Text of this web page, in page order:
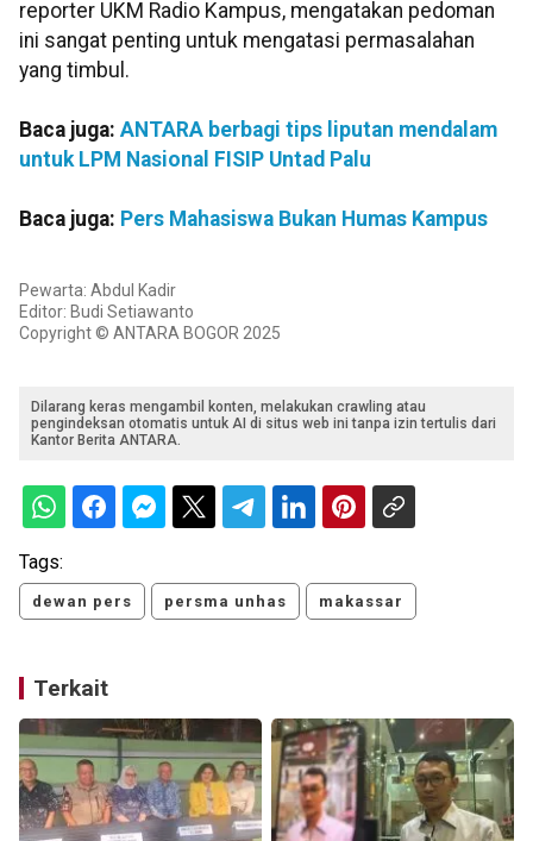
reporter UKM Radio Kampus, mengatakan pedoman
ini sangat penting untuk mengatasi permasalahan
yang timbul.
Baca juga: ANTARA berbagi tips liputan mendalam
untuk LPM Nasional FISIP Untad Palu
Baca juga: Pers Mahasiswa Bukan Humas Kampus
Pewarta: Abdul Kadir
Editor: Budi Setiawanto
Copyright © ANTARA BOGOR 2025
Dilarang keras mengambil konten, melakukan crawling atau
pengindeksan otomatis untuk AI di situs web ini tanpa izin tertulis dari
Kantor Berita ANTARA.
Tags:
dewan pers persma unhas makassar
Terkait